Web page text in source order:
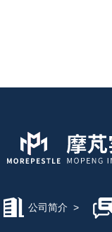
公司简介 >